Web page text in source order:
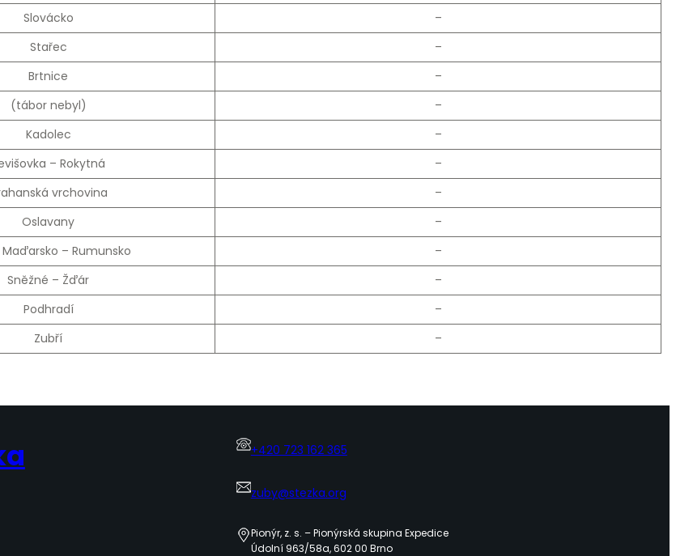
Slovácko
–
Stařec
–
Brtnice
–
(tábor nebyl)
–
Kadolec
–
–⁠ Rokytná
–
vrchovina
–
Oslavany
–
–⁠ Rumunsko
–
Sněžné –⁠ Žďár
–
Podhradí
–
Zubří –
+420 723 162 365
zuby@stezka.org
Pionýr, z. s. – Pionýrská skupina Expedice
Údolní 963/58a, 602 00 Brno